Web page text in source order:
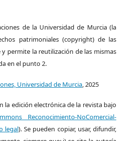
de la Universidad de Murcia (la
patrimoniales (copyright) de las
permite la reutilización de las mismas
en el punto 2.
Universidad de Murcia, 2025
la edición electrónica de la revista bajo
Reconocimiento-NoComercial-
legal). Se pueden copiar, usar, difundir,